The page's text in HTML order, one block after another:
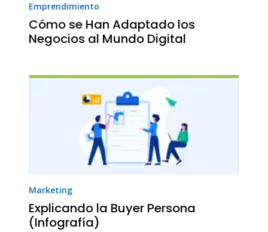
Emprendimiento
Cómo se Han Adaptado los
Negocios al Mundo Digital
Marketing
Explicando la Buyer Persona
(Infografía)